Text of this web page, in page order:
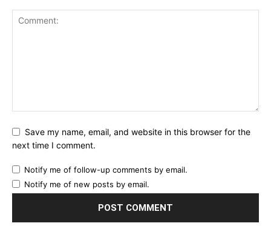
Save my name, email, and website in this browser for the
next time I comment.
Notify me of follow-up comments by email.
Notify me of new posts by email.